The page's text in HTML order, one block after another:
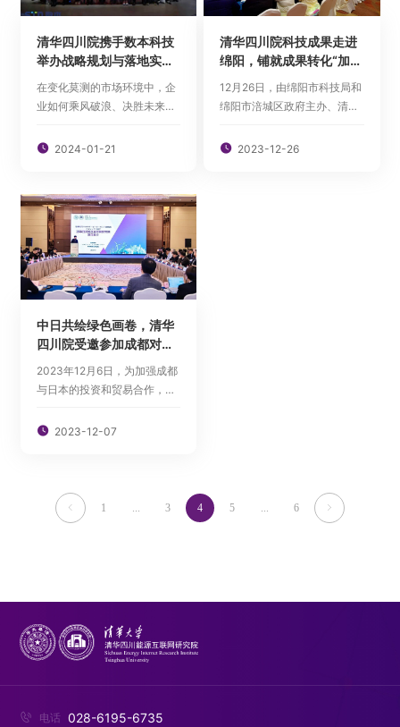
清华四川院携手数本科技
举办战略规划与落地实战
工作坊
在变化莫测的市场环境中，企
业如何乘风破浪、决胜未来？
能源互联网研究院与深圳市数
了“战略领航 决胜未来战略规
划与落地实战工作坊”。此次活
动于2024年1月16-17日在四
川成...
 2024-01-21
清华四川院科技成果走进
绵阳，铺就成果转化“加速
路”
12月26日，由绵阳市科技局和
绵阳市涪城区政府主办、清华
简称研究院）和绵阳市涪城区
 2023-12-26
中日共绘绿色画卷，清华
四川院受邀参加成都对日
开放合作北京站推介活动
并作项目推介
2023年12月6日，为加强成都
与日本的投资和贸易合作，由
服务业开放合作示范项目推进
推介会”在北京长富宫酒店举
 2023-12-07
 1 ... 3 4 5 ... 6 
 电话 028-6195-6735